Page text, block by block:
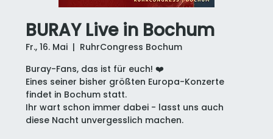
BURAY Live in Bochum
Fr., 16. Mai
  |
RuhrCongress Bochum
Buray-Fans, das ist für euch! ❤️
Eines seiner bisher größten Europa-Konzerte
findet in Bochum statt.
Ihr wart schon immer dabei - lasst uns auch
diese Nacht unvergesslich machen.